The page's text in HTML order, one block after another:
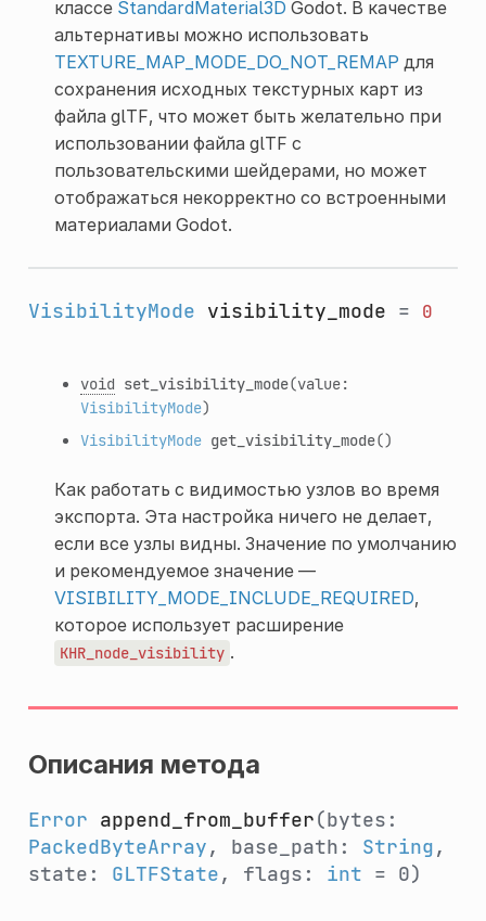
классе StandardMaterial3D Godot. В качестве
альтернативы можно использовать
TEXTURE_MAP_MODE_DO_NOT_REMAP для
сохранения исходных текстурных карт из
файла glTF, что может быть желательно при
использовании файла glTF с
пользовательскими шейдерами, но может
отображаться некорректно со встроенными
материалами Godot.
VisibilityMode visibility_mode = 0
void set_visibility_mode(value:
VisibilityMode)
VisibilityMode get_visibility_mode()
Как работать с видимостью узлов во время
экспорта. Эта настройка ничего не делает,
если все узлы видны. Значение по умолчанию
и рекомендуемое значение —
VISIBILITY_MODE_INCLUDE_REQUIRED,
которое использует расширение
KHR_node_visibility .
Описания метода
Error append_from_buffer(bytes:
PackedByteArray, base_path: String,
state: GLTFState, flags: int = 0)